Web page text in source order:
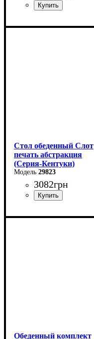
Ширина: 100 (+50) см
Стол обеденный Слот
печать абстракция
(Серия-Кентуки)
29823
3082грн
Ширина: 90 см
Обеденный комплект